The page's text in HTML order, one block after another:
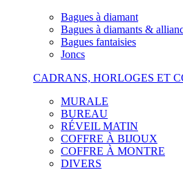
Bagues à diamant
Bagues à diamants &
Bagues fantaisies
Joncs
CADRANS, HORLOGES ET
MURALE
BUREAU
RÉVEIL MATIN
COFFRE À BIJOUX
COFFRE À MONTRE
DIVERS